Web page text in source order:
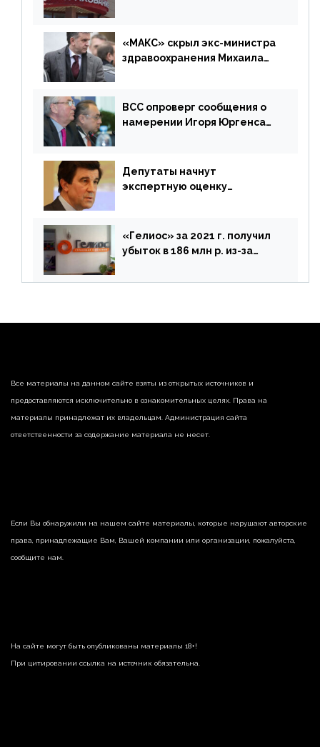
«МАКС» скрыл экс-министра
здравоохранения Михаила
ВСС опроверг сообщения о
намерении Игоря Юргенса
Депутаты начнут
экспертную оценку
«Гелиос» за 2021 г. получил
убыток в 186 млн р. из-за
реализации недвижимости
Все материалы на данном сайте взяты из открытых источников и
предоставляются исключительно в ознакомительных целях. Права на
материалы принадлежат их владельцам. Администрация сайта
ответственности за содержание материала не несет.
Если Вы обнаружили на нашем сайте материалы, которые нарушают авторские
права, принадлежащие Вам, Вашей компании или организации, пожалуйста,
сообщите нам.
На сайте могут быть опубликованы материалы 18+!
При цитировании ссылка на источник обязательна.